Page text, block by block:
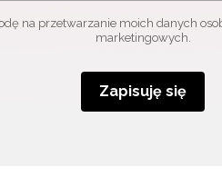
na przetwarzanie moich danych
marketingowych.
Zapisuję się